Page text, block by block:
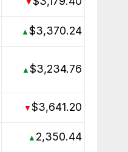
▼
▲$3,370.24
▲$3,234.76
▼$3,641.20
▲ 2,350.44